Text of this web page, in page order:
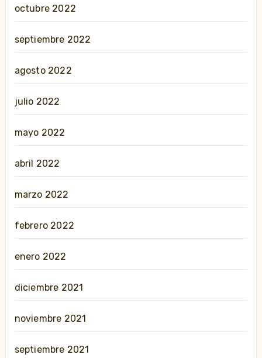
octubre 2022
septiembre 2022
agosto 2022
julio 2022
mayo 2022
abril 2022
marzo 2022
febrero 2022
enero 2022
diciembre 2021
noviembre 2021
septiembre 2021